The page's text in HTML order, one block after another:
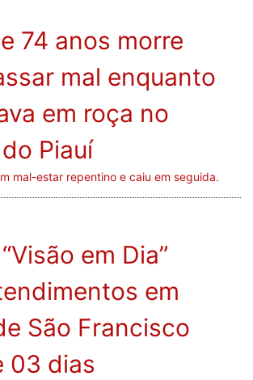
74 anos morre
mal enquanto
em roça no
Piauí
mal-estar repentino e caiu em seguida.
em Dia”
em
São Francisco
03 dias